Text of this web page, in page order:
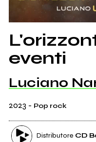
eventi
Luciano
2023 - Pop rock
Distributore CD